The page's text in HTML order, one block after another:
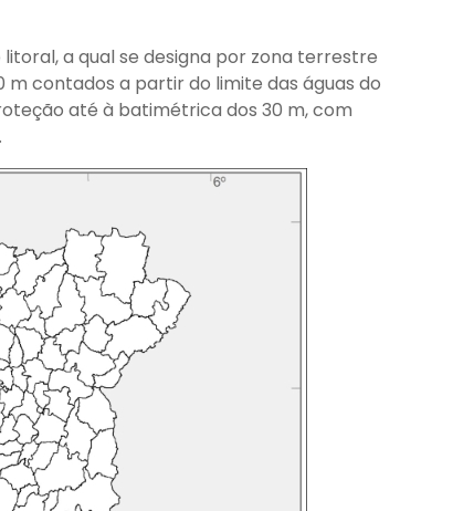
a qual se designa por zona terrestre
contados a partir do limite das águas do
até à batimétrica dos 30 m, com